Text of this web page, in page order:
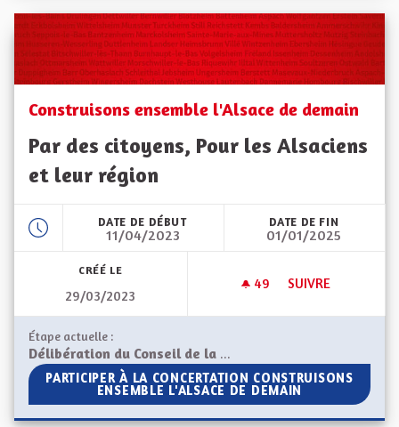
Construisons ensemble l'Alsace de demain
Par des citoyens, Pour les Alsaciens
et leur région
DATE DE DÉBUT
11/04/2023
DATE DE FIN
01/01/2025
CRÉÉ LE
29/03/2023
49 49 ABONNÉS
SUIVRE
Étape actuelle :
Délibération du Conseil de la Collectivité européenne d'Alsace
PARTICIPER À LA CONCERTATION CONSTRUISONS
PARTICIPER À LA CONCERTATION CONSTRUISONS
ENSEMBLE L'ALSACE DE DEMAIN